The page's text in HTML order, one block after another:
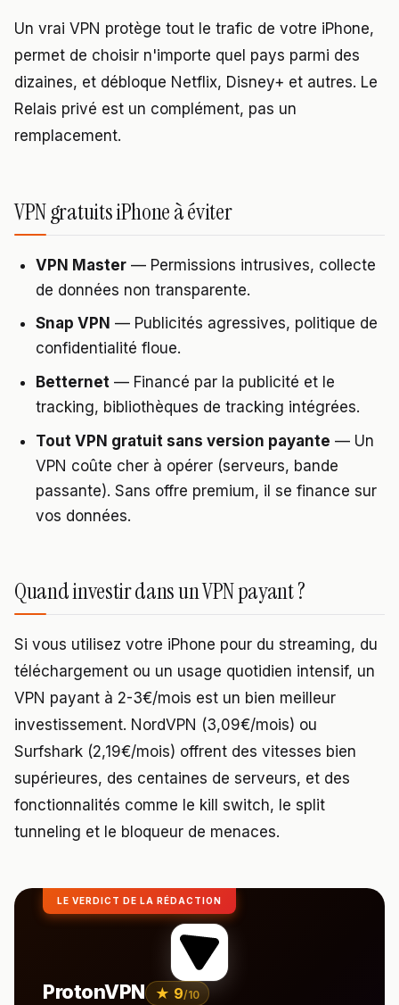
Un vrai VPN protège tout le trafic de votre iPhone,
permet de choisir n'importe quel pays parmi des
dizaines, et débloque Netflix, Disney+ et autres. Le
Relais privé est un complément, pas un
remplacement.
VPN gratuits iPhone à éviter
VPN Master — Permissions intrusives, collecte
de données non transparente.
Snap VPN — Publicités agressives, politique de
confidentialité floue.
Betternet — Financé par la publicité et le
tracking, bibliothèques de tracking intégrées.
Tout VPN gratuit sans version payante — Un
VPN coûte cher à opérer (serveurs, bande
passante). Sans offre premium, il se finance sur
vos données.
Quand investir dans un VPN payant ?
Si vous utilisez votre iPhone pour du streaming, du
téléchargement ou un usage quotidien intensif, un
VPN payant à 2-3€/mois est un bien meilleur
investissement. NordVPN (3,09€/mois) ou
Surfshark (2,19€/mois) offrent des vitesses bien
supérieures, des centaines de serveurs, et des
fonctionnalités comme le kill switch, le split
tunneling et le bloqueur de menaces.
LE VERDICT DE LA RÉDACTION
ProtonVPN ★ 9/10